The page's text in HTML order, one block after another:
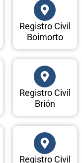
Registro Civil
Boimorto
Registro Civil
Brión
Registro Civil